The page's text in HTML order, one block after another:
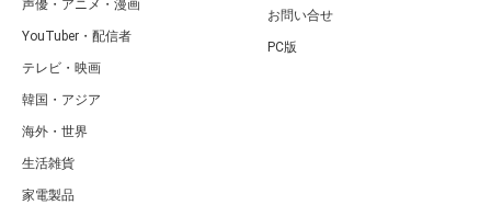
声優・アニメ・漫画
YouTuber・配信者
テレビ・映画
韓国・アジア
海外・世界
生活雑貨
家電製品
お問い合せ
PC版